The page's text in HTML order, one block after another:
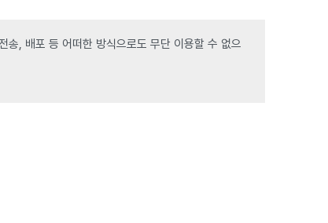
송, 배포 등 어떠한 방식으로도 무단 이용할 수 없으